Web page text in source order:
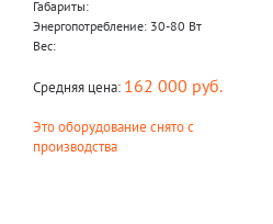
Габариты:
Энергопотребление: 30-80 Вт
Вес:
Средняя цена: 162 000 руб.
Это оборудование снято с
производства